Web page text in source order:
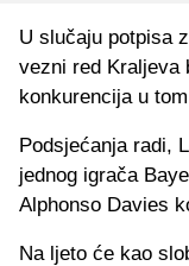
U slučaju potpisa
vezni red Kraljeva
konkurencija u
Podsjećanja radi,
jednog igrača
Alphonso Davies
Na ljeto će kao